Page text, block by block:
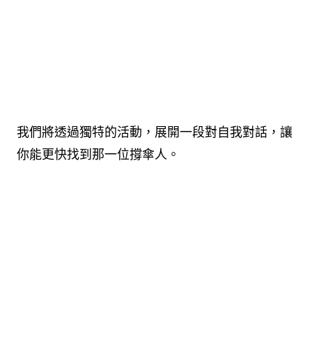
我們將透過獨特的活動，展開一段對自我對話，讓
你能更快找到那一位撐傘人。